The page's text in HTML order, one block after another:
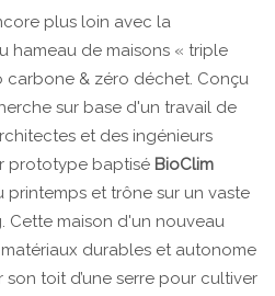
plus loin avec la
hameau de maisons « triple
carbone & zéro déchet. Conçu
sur base d'un travail de
et des ingénieurs
prototype baptisé BioClim
et trône sur un vaste
Cette maison d'un nouveau
durables et autonome
toit d’une serre pour cultiver